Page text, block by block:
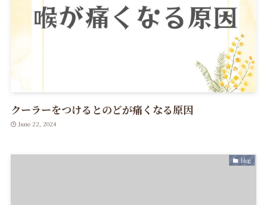
クーラーをつけるとのどが痛くなる原因
June 22, 2024
blog